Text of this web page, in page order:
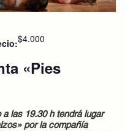
$4.000
«Pies
las 19.30 h tendrá lugar
por la compañía